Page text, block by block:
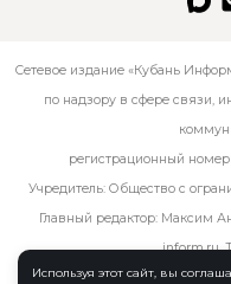
Используя этот сайт, вы
Сетевое издание «Кубань
по надзору в сфере связи,
регистрационный
Учредитель: Общество с
Главный редактор: Максим
inform.ru.